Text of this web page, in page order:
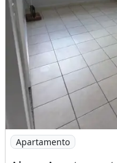
Imagem: Alugo
Apartamento